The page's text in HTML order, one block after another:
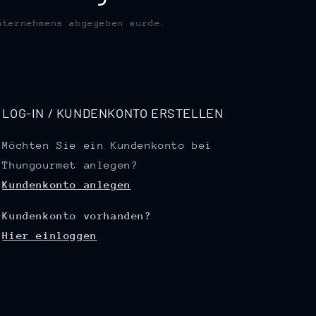
abgegeben wurde.
LOG-IN / KUNDENKONTO ERSTELLEN
Möchten Sie ein Kundenkonto bei
Thungourmet anlegen?
Kundenkonto anlegen
Kundenkonto vorhanden?
Hier einloggen